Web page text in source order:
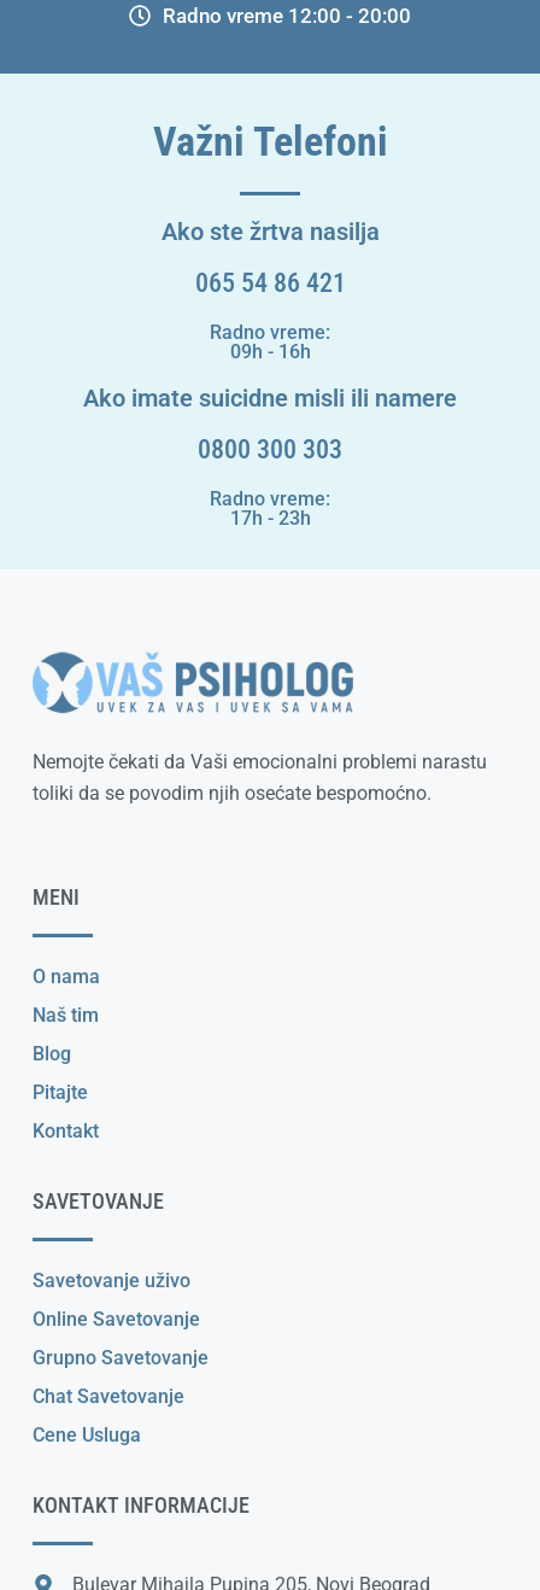
Radno vreme 12:00 - 20:00
Važni Telefoni
Ako ste žrtva nasilja
065 54 86 421
Radno vreme:
09h - 16h
Ako imate suicidne misli ili namere
0800 300 303
Radno vreme:
17h - 23h
Nemojte čekati da Vaši emocionalni problemi narastu
toliki da se povodim njih osećate bespomoćno.
MENI
O nama
Naš tim
Blog
Pitajte
Kontakt
SAVETOVANJE
Savetovanje uživo
Online Savetovanje
Grupno Savetovanje
Chat Savetovanje
Cene Usluga
KONTAKT INFORMACIJE
Bulevar Mihajla Pupina 205, Novi Beograd